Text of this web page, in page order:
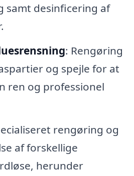
samt desinficering af
: Rengøring
og spejle for at
ren og professionel
rengøring og
af forskellige
herunder